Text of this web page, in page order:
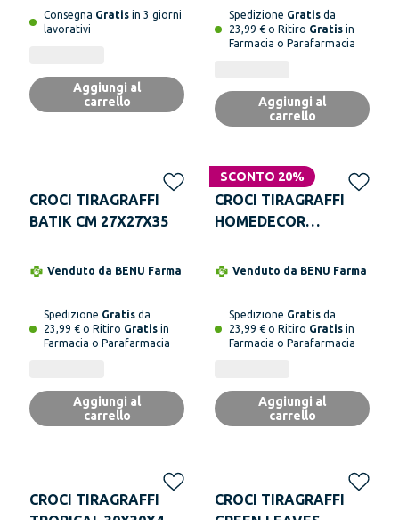
Consegna Gratis in 3 giorni
lavorativi
Aggiungi al
carrello
Spedizione Gratis da
23,99 € o Ritiro Gratis in
Farmacia o Parafarmacia
Aggiungi al
carrello
CROCI TIRAGRAFFI
BATIK CM 27X27X35
Venduto da BENU Farma
Spedizione Gratis da
23,99 € o Ritiro Gratis in
Farmacia o Parafarmacia
Aggiungi al
carrello
SCONTO 20%
CROCI TIRAGRAFFI
HOMEDECOR
- pack di 4 pezzi
Venduto da BENU Farma
Spedizione Gratis da
23,99 € o Ritiro Gratis in
Farmacia o Parafarmacia
Aggiungi al
carrello
CROCI TIRAGRAFFI
CROCI TIRAGRAFFI